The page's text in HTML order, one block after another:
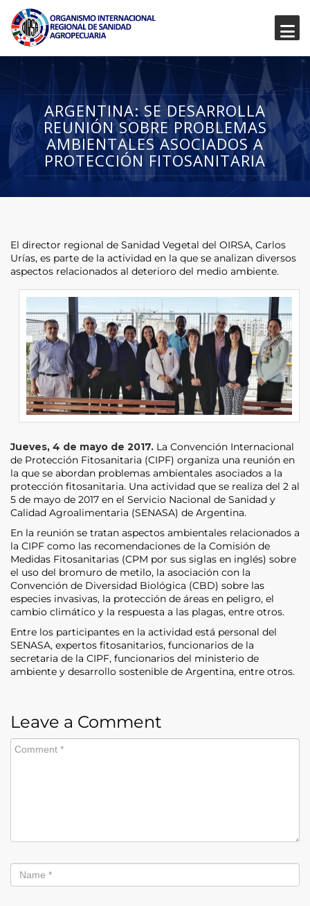
ARGENTINA: SE DESARROLLA
REUNIÓN SOBRE PROBLEMAS
AMBIENTALES ASOCIADOS A
PROTECCIÓN FITOSANITARIA
El director regional de Sanidad Vegetal del OIRSA, Carlos
Urías, es parte de la actividad en la que se analizan diversos
aspectos relacionados al deterioro del medio ambiente.
Jueves, 4 de mayo de 2017. La Convención Internacional
de Protección Fitosanitaria (CIPF) organiza una reunión en
la que se abordan problemas ambientales asociados a la
protección fitosanitaria. Una actividad que se realiza del 2 al
5 de mayo de 2017 en el Servicio Nacional de Sanidad y
Calidad Agroalimentaria (SENASA) de Argentina.
En la reunión se tratan aspectos ambientales relacionados a
la CIPF como las recomendaciones de la Comisión de
Medidas Fitosanitarias (CPM por sus siglas en inglés) sobre
el uso del bromuro de metilo, la asociación con la
Convención de Diversidad Biológica (CBD) sobre las
especies invasivas, la protección de áreas en peligro, el
cambio climático y la respuesta a las plagas, entre otros.
Entre los participantes en la actividad está personal del
SENASA, expertos fitosanitarios, funcionarios de la
secretaria de la CIPF, funcionarios del ministerio de
ambiente y desarrollo sostenible de Argentina, entre otros.
Leave a Comment